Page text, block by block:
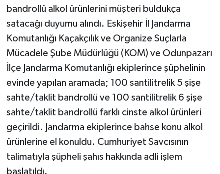
bandrollü alkol ürünlerini müşteri buldukça
satacağı duyumu alındı. Eskişehir İl Jandarma
Komutanlığı Kaçakçılık ve Organize Suçlarla
Mücadele Şube Müdürlüğü (KOM) ve Odunpazarı
İlçe Jandarma Komutanlığı ekiplerince şüphelinin
evinde yapılan aramada; 100 santilitrelik 5 şişe
sahte/taklit bandrollü ve 100 santilitrelik 6 şişe
sahte/taklit bandrollü farklı cinste alkol ürünleri
geçirildi. Jandarma ekiplerince bahse konu alkol
ürünlerine el konuldu. Cumhuriyet Savcısının
talimatıyla şüpheli şahıs hakkında adli işlem
başlatıldı.